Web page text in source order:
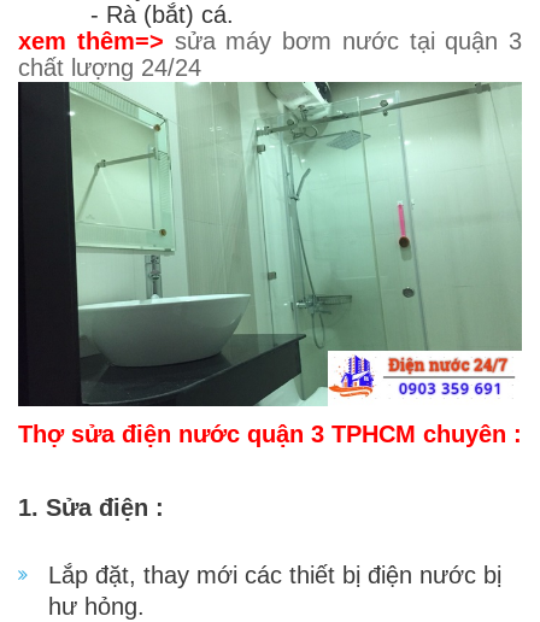
- Rà (bắt) cá.
xem thêm=> sửa máy bơm nước tại quận 3
chất lượng 24/24
Thợ sửa điện nước quận 3 TPHCM chuyên :
1. Sửa điện :
Lắp đặt, thay mới các thiết bị điện nước bị
hư hỏng.